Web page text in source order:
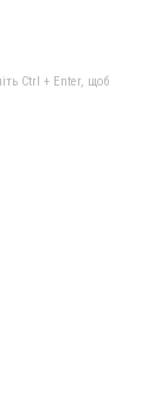
Ctrl + Enter, щоб